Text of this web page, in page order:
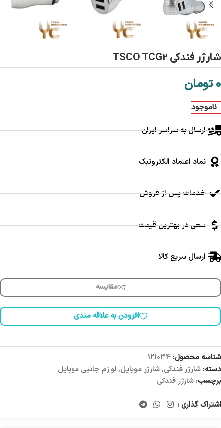
شارژر فندکی TSCO TCG2
0 تومان
ناموجود
ارسال به سراسر ایران
نماد اعتماد الکترونیک
خدمات پس از فروش
سعی در بهترین قیمت
ارسال سریع کالا
مقایسه
افزودن به علاقه مندی
شناسه محصول: 121034
دسته: شارژر فندکی,شارژر موبایل,لوازم جانبی موبایل
برچسب: شارژر فندکی
اشتراک گذاری :